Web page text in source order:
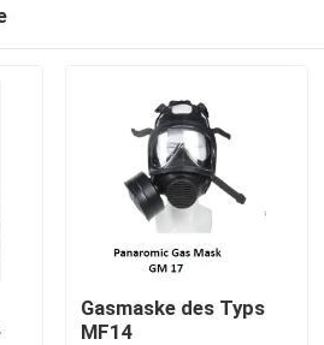
Gasmaske des Typs
MF14